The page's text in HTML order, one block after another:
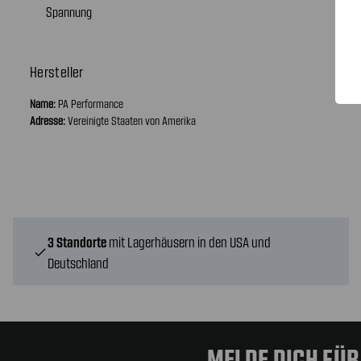
Spannung
Hersteller
Name: PA Performance
Adresse:Vereinigte Staaten von Amerika
check
3 Standorte mit Lagerhäusern in den USA und
Deutschland